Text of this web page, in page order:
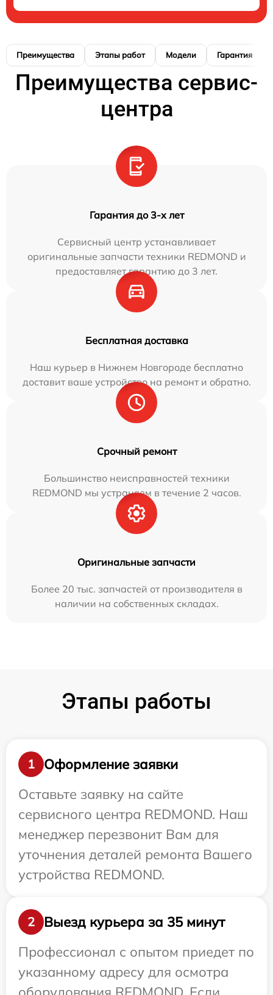
Преимущества Этапы работ Модели Гарантия
Преимущества сервис-
центра
Гарантия до 3-х лет
Сервисный центр устанавливает
оригинальные запчасти техники REDMOND и
предоставляет гарантию до 3 лет.
Бесплатная доставка
Наш курьер в Нижнем Новгороде бесплатно
доставит ваше устройство на ремонт и обратно.
Срочный ремонт
Большинство неисправностей техники
REDMOND мы устраняем в течение 2 часов.
Оригинальные запчасти
Более 20 тыс. запчастей от производителя в
наличии на собственных складах.
Этапы работы
1
Оформление заявки
Оставьте заявку на сайте
сервисного центра REDMOND. Наш
менеджер перезвонит Вам для
уточнения деталей ремонта Вашего
устройства REDMOND.
2
Выезд курьера за 35 минут
Профессионал с опытом приедет по
указанному адресу для осмотра